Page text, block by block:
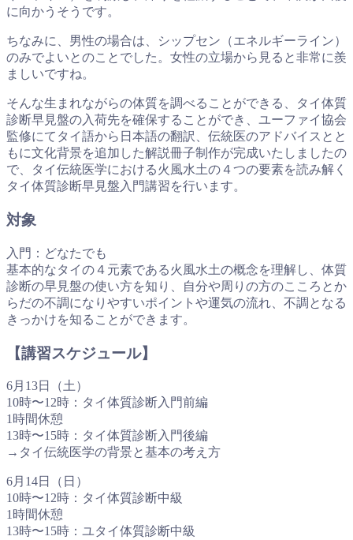
に向かうそうです。
ちなみに、男性の場合は、シップセン（エネルギーライン）
のみでよいとのことでした。女性の立場から見ると非常に羨
ましいですね。
そんな生まれながらの体質を調べることができる、タイ体質
診断早見盤の入荷先を確保することができ、ユーファイ協会
監修にてタイ語から日本語の翻訳、伝統医のアドバイスとと
もに文化背景を追加した解説冊子制作が完成いたしましたの
で、タイ伝統医学における火風水土の４つの要素を読み解く
タイ体質診断早見盤入門講習を行います。
対象
入門：どなたでも
基本的なタイの４元素である火風水土の概念を理解し、体質
診断の早見盤の使い方を知り、自分や周りの方のこころとか
らだの不調になりやすいポイントや運気の流れ、不調となる
きっかけを知ることができます。
【講習スケジュール】
6月13日（土）
10時〜12時：タイ体質診断入門前編
1時間休憩
13時〜15時：タイ体質診断入門後編
→タイ伝統医学の背景と基本の考え方
6月14日（日）
10時〜12時：タイ体質診断中級
1時間休憩
13時〜15時：ユタイ体質診断中級